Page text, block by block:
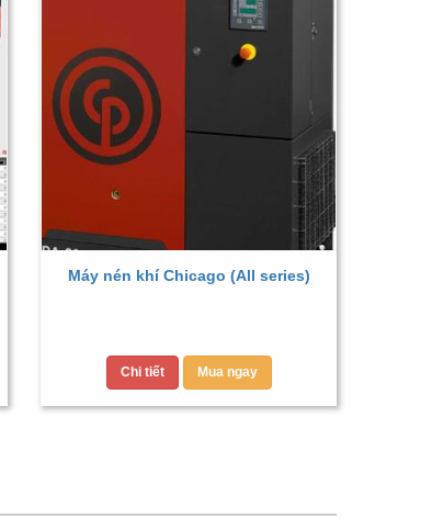
Máy nén khí Chicago (All series)
Chi tiết Mua ngay